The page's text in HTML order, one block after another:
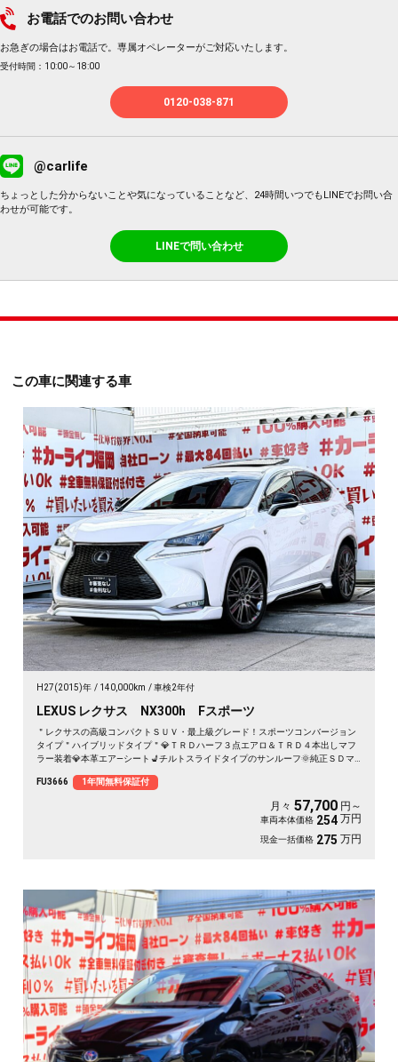
お電話でのお問い合わせ
お急ぎの場合はお電話で。専属オペレーターがご対応いたします。
受付時間：10:00～18:00
0120-038-871
@carlife
ちょっとした分からないことや気になっていることなど、24時間いつでもLINEでお問い合
わせが可能です。
LINEで問い合わせ
この車に関連する車
H27(2015)年 140,000km 車検2年付
LEXUS レクサス NX300h Fスポーツ
＂レクサスの高級コンパクトＳＵＶ・最上級グレード！スポーツコンバージョン
タイプ＂ハイブリッドタイプ＂💎ＴＲＤハーフ３点エアロ＆ＴＲＤ４本出しマフ
ラー装着💎本革エア―シート💺チルトスライドタイプのサンルーフ🌞純正ＳＤマ
にも運転しやすいサイズ・楽々パワーゲート付🔘🚗レーダークルーズコントロー
ルで楽々追尾運転😚👆３眼ＬＥＤヘッドライト💡ＬＥＤフォグが夜間も明るく照
射💡🚘前後ドライブレコーダ付で安心録画📹🚗内外装美車🎉🚗
FU3666 1年間無料保証付
月々 57,700 円～
車両本体価格 254 万円
現金一括価格 275 万円